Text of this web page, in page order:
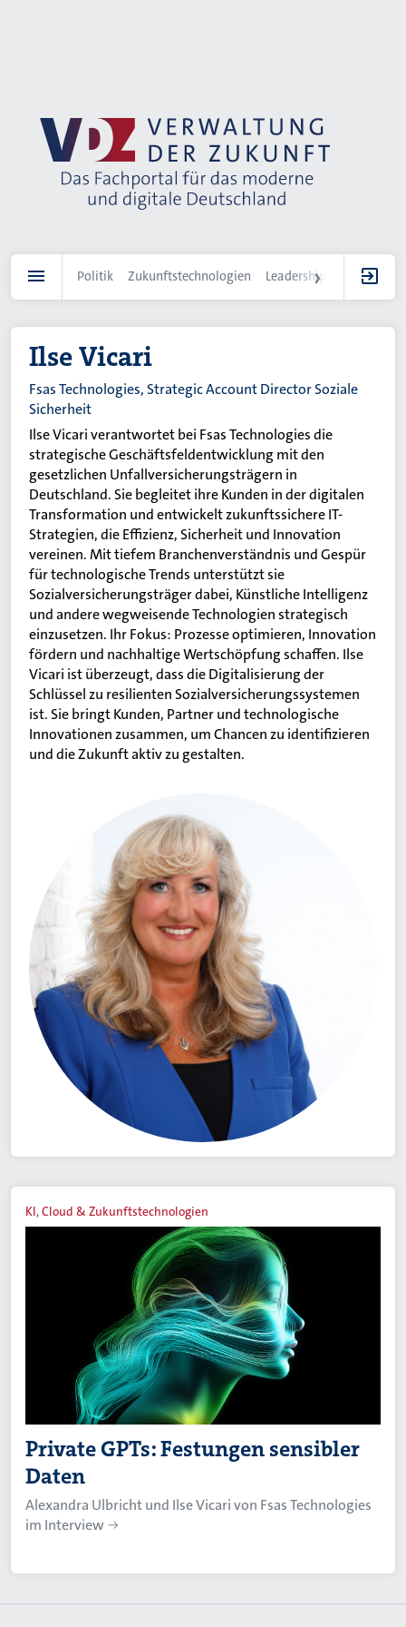
Politik Zukunftstechnologien Leadership IT-
Ilse Vicari
Fsas Technologies, Strategic Account Director Soziale
Sicherheit
Ilse Vicari verantwortet bei Fsas Technologies die
strategische Geschäftsfeldentwicklung mit den
gesetzlichen Unfallversicherungsträgern in
Deutschland. Sie begleitet ihre Kunden in der digitalen
Transformation und entwickelt zukunftssichere IT-
Strategien, die Effizienz, Sicherheit und Innovation
vereinen. Mit tiefem Branchenverständnis und Gespür
für technologische Trends unterstützt sie
Sozialversicherungsträger dabei, Künstliche Intelligenz
und andere wegweisende Technologien strategisch
einzusetzen. Ihr Fokus: Prozesse optimieren, Innovation
fördern und nachhaltige Wertschöpfung schaffen. Ilse
Vicari ist überzeugt, dass die Digitalisierung der
Schlüssel zu resilienten Sozialversicherungssystemen
ist. Sie bringt Kunden, Partner und technologische
Innovationen zusammen, um Chancen zu identifizieren
und die Zukunft aktiv zu gestalten.
KI, Cloud & Zukunftstechnologien
Private GPTs: Festungen sensibler
Daten
Alexandra Ulbricht und Ilse Vicari von Fsas Technologies
im Interview